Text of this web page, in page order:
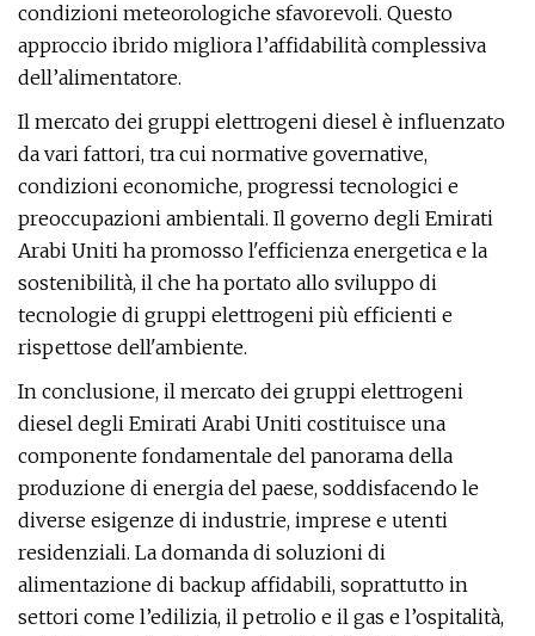
condizioni meteorologiche sfavorevoli. Questo
approccio ibrido migliora l’affidabilità complessiva
dell’alimentatore.
Il mercato dei gruppi elettrogeni diesel è influenzato
da vari fattori, tra cui normative governative,
condizioni economiche, progressi tecnologici e
preoccupazioni ambientali. Il governo degli Emirati
Arabi Uniti ha promosso l'efficienza energetica e la
sostenibilità, il che ha portato allo sviluppo di
tecnologie di gruppi elettrogeni più efficienti e
rispettose dell'ambiente.
In conclusione, il mercato dei gruppi elettrogeni
diesel degli Emirati Arabi Uniti costituisce una
componente fondamentale del panorama della
produzione di energia del paese, soddisfacendo le
diverse esigenze di industrie, imprese e utenti
residenziali. La domanda di soluzioni di
alimentazione di backup affidabili, soprattutto in
settori come l’edilizia, il petrolio e il gas e l’ospitalità,